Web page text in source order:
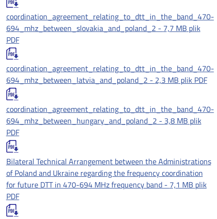
coordination_agreement_relating_to_dtt_in_the_band_470-
694_mhz_between_slovakia_and_poland_2 - 7,7 MB plik
PDF
coordination_agreement_relating_to_dtt_in_the_band_470-
694_mhz_between_latvia_and_poland_2 - 2,3 MB plik PDF
coordination_agreement_relating_to_dtt_in_the_band_470-
694_mhz_between_hungary_and_poland_2 - 3,8 MB plik
PDF
Bilateral Technical Arrangement between the Administrations
of Poland and Ukraine regarding the frequency coordination
for future DTT in 470-694 MHz frequency band - 7,1 MB plik
PDF